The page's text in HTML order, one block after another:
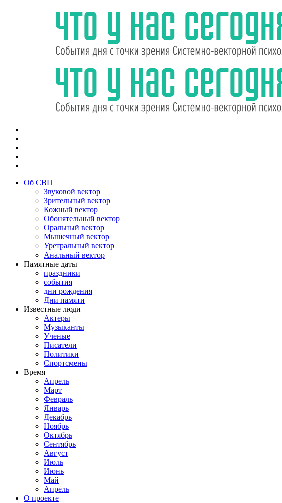
Об СВП
Звуковой вектор
Зрительный вектор
Кожный вектор
Обонятельный вектор
Оральный вектор
Мышечный вектор
Уретральный вектор
Анальный вектор
Памятные даты
праздники
события
дни рождения
Дни памяти
Известные люди
Актеры
Музыканты
Ученые
Писатели
Политики
Спортсмены
Время
Апрель
Март
Февраль
Январь
Декабрь
Ноябрь
Октябрь
Сентябрь
Август
Июль
Июнь
Май
Апрель
О проекте